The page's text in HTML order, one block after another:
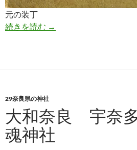
元の装丁
続きを読む 茨城縣神社写真帖
→
29奈良県の神社
大和奈良 宇奈
魂神社